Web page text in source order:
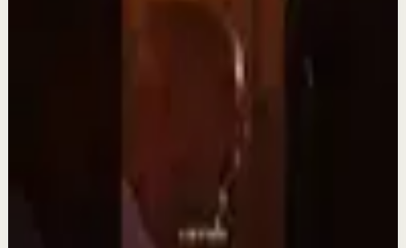
Así conocí a Dios.#tevasamorir
Dejé de negar mi ego.#tevasamorir
#huracandreyfus #diegodreyfus